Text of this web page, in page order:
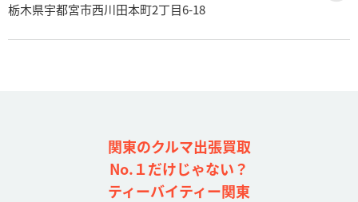
栃木県宇都宮市西川田本町2丁目6-18
関東のクルマ出張買取
No.１だけじゃない？
ティーバイティー関東